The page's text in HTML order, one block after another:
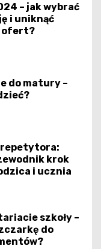
– jak wybrać
i uniknąć
ofert?
do matury –
krok
i ucznia
szkoły –
do